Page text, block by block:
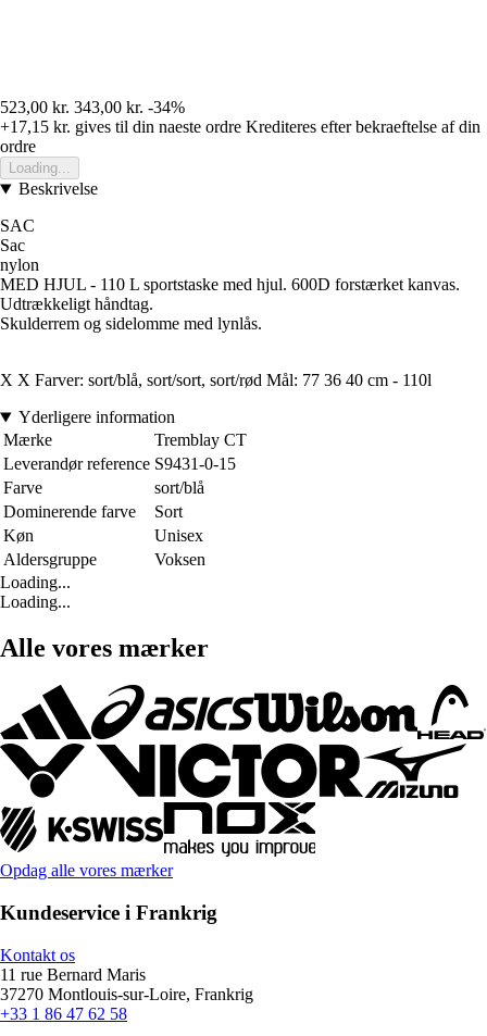
523,00 kr. 343,00 kr. -34%
+17,15 kr. gives til din naeste ordre Krediteres efter bekraeftelse af din
ordre
Loading...
Beskrivelse
SAC
Sac
nylon
MED HJUL - 110 L sportstaske med hjul. 600D forstærket kanvas.
Udtrækkeligt håndtag.
Skulderrem og sidelomme med lynlås.
X X Farver: sort/blå, sort/sort, sort/rød Mål: 77 36 40 cm - 110l
Yderligere information
Mærke
Tremblay CT
Leverandør reference S9431-0-15
Farve
sort/blå
Dominerende farve
Sort
Køn
Unisex
Aldersgruppe
Voksen
Loading...
Loading...
Alle vores mærker
Opdag alle vores mærker
Kundeservice i Frankrig
Kontakt os
11 rue Bernard Maris
37270 Montlouis-sur-Loire, Frankrig
+33 1 86 47 62 58